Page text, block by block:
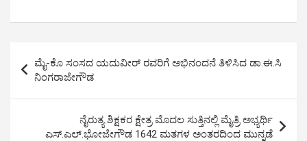
at
s
A
p
ce
b
o
o
k
tt
er
ail py
Li
n
k
ar
e
navigation
ಮೈ-ಕೊ ಸಂಸದ ಯದುವೀರ್ ರವರಿಗೆ ಅಭಿನಂದನೆ ತಿಳಿಸಿದ ಡಾ.ಈ.ಸಿ
ನಿಂಗರಾಜೇಗೌಡ
ನೈರುತ್ಯ ಶಿಕ್ಷಕರ ಕ್ಷೇತ್ರ ಮೊದಲ ಸುತ್ತಿನಲ್ಲಿ ಮೈತ್ರಿ ಅಭ್ಯರ್ಥಿ
ಎಸ್.ಎಲ್.ಭೋಜೇಗೌಡ 1642 ಮತಗಳ ಅಂತರದಿಂದ ಮುನ್ನಡೆ